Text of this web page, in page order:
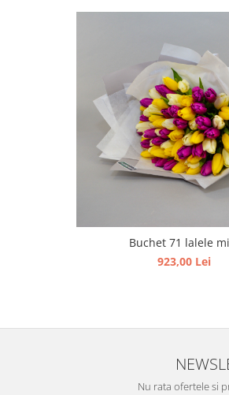
Buchet 71 lalele
923,00 Lei
Nu rata ofertele si